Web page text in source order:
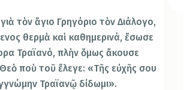
τὸν ἅγιο Γρηγόριο τὸν Διάλογο,
θερμὰ καὶ καθημερινά, ἔσωσε
Τραϊανό, πλὴν ὅμως ἄκουσε
ποὺ τοῦ ἔλεγε: «Τῆς εὐχῆς σου
Τραϊανῷ δίδωμι».